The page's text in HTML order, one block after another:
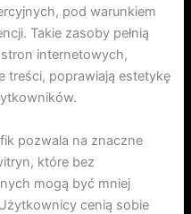
pod warunkiem
Takie zasoby pełnią
internetowych,
treści, poprawiają estetykę
pozwala na znaczne
które bez
mogą być mniej
cenią sobie